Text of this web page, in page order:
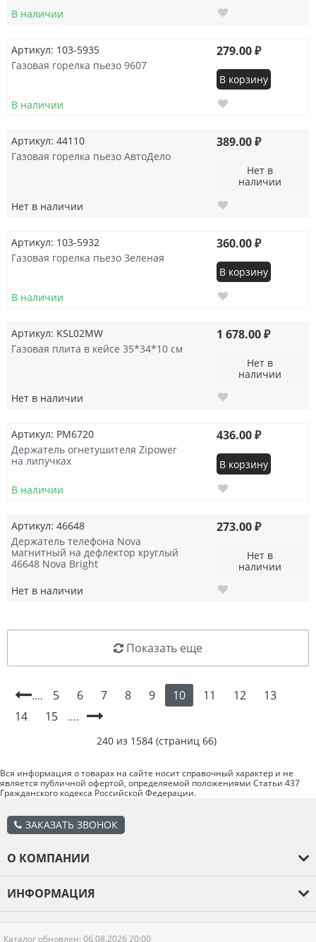
В наличии
Артикул: 103-5935
Газовая горелка пьезо 9607
В наличии
279.00 ₽
В корзину
Артикул: 44110
Газовая горелка пьезо АвтоДело
Нет в наличии
389.00 ₽
Нет в
наличии
Артикул: 103-5932
Газовая горелка пьезо Зеленая
В наличии
360.00 ₽
В корзину
Артикул: KSL02MW
Газовая плита в кейсе 35*34*10 см
Нет в наличии
1 678.00 ₽
Нет в
наличии
Артикул: PM6720
Держатель огнетушителя Zipower
на липучках
В наличии
436.00 ₽
В корзину
Артикул: 46648
Держатель телефона Nova
магнитный на дефлектор круглый
46648 Nova Bright
Нет в наличии
273.00 ₽
Нет в
наличии
Показать еще
.... 5 6 7 8 9 10 11 12
13
14
15
....
240 из 1584 (страниц 66)
Вся информация о товарах на сайте носит справочный характер и не
является публичной офертой, определяемой положениями Статьи 437
Гражданского кодекса Российской Федерации.
ЗАКАЗАТЬ ЗВОНОК
О КОМПАНИИ
ИНФОРМАЦИЯ
Каталог обновлен: 06.08.2026 20:00